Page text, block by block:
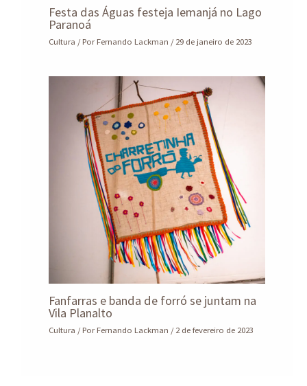
Festa das Águas festeja Iemanjá no Lago
Paranoá
Cultura / PorFernando Lackman /29 de janeiro de 2023
Fanfarras e banda de forró se juntam na
Vila Planalto
Cultura / PorFernando Lackman /2 de fevereiro de 2023